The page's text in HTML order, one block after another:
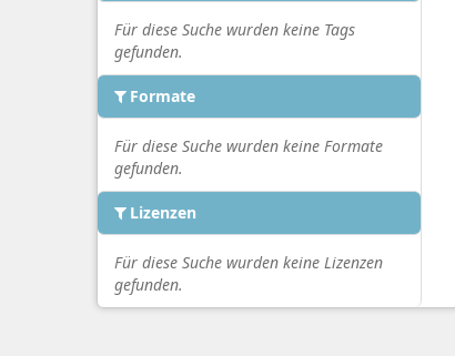
Für diese Suche wurden keine Tags
gefunden.
Formate
Für diese Suche wurden keine Formate
gefunden.
Lizenzen
Für diese Suche wurden keine Lizenzen
gefunden.